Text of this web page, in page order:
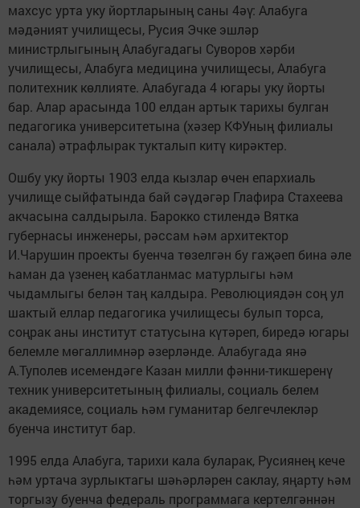
махсус урта уку йортларының саны 4әү: Алабуга
мәдәният училищесы, Русия Эчке эшләр
министрлыгының Алабугадагы Суворов хәрби
училищесы, Алабуга медицина училищесы, Алабуга
политехник көллияте. Алабугада 4 югары уку йорты
бар. Алар арасында 100 елдан артык тарихы булган
педагогика университетына (хәзер КФУның филиалы
санала) әтрафлырак тукталып китү кирәктер.
Ошбу уку йорты 1903 елда кызлар өчен епархиаль
училище сыйфатында бай сәүдәгәр Глафира Стахеева
акчасына салдырыла. Барокко стилендә Вятка
губернасы инженеры, рәссам һәм архитектор
И.Чарушин проекты буенча төзелгән бу гаҗәеп бина әле
һаман да үзенең кабатланмас матурлыгы һәм
чыдамлыгы белән таң калдыра. Революциядән соң ул
шактый еллар педагогика училищесы булып торса,
соңрак аны институт статусына күтәреп, биредә югары
белемле мөгаллимнәр әзерләнде. Алабугада янә
А.Туполев исемендәге Казан милли фәнни-тикшеренү
техник университетының филиалы, социаль белем
академиясе, социаль һәм гуманитар белгечлекләр
буенча институт бар.
1995 елда Алабуга, тарихи кала буларак, Русиянең кече
һәм уртача зурлыктагы шәһәрләрен саклау, яңарту һәм
торгызу буенча федераль программага кертелгәннән